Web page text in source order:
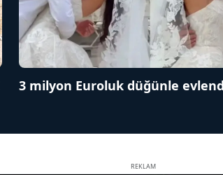
3 milyon Euroluk düğünle
REKLAM